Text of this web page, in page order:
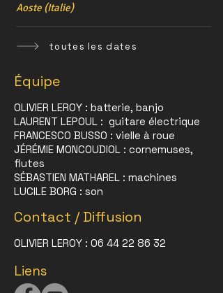
Aoste (Italie)
toutes les dates
Équipe
OLIVIER LEROY : batterie, banjo
LAURENT LEPOUL : guitare électrique
FRANCESCO BUSSO : vielle à roue
JÉRÉMIE MONCOUDIOL : cornemuses,
flutes
SÉBASTIEN MATHAREL : machines
LUCILE BORG : son
Contact / Diffusion
OLIVIER LEROY : 06 44 22 86 32
Liens